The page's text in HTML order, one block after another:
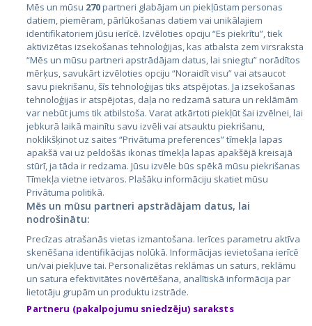
Страны
Эстония
Латвия
Литва
City24.lv
City24.ee
GetaPro.lv
GetaPro.ee
Skelbiu.lt
Autoplius.lt
CVbankas.lt
Kainos.lt
Paslaugos.lt
auto24.ee
Osta.ee
Mēs un mūsu 270partneri glabājam un piekļūstam personas
datiem, piemēram, pārlūkošanas datiem vai unikālajiem
identifikatoriem jūsu ierīcē. Izvēloties opciju “Es piekrītu”, tiek
aktivizētas izsekošanas tehnoloģijas, kas atbalsta zem virsraksta
“Mēs un mūsu partneri apstrādājam datus, lai sniegtu” norādītos
mērķus, savukārt izvēloties opciju “Noraidīt visu” vai atsaucot
savu piekrišanu, šīs tehnoloģijas tiks atspējotas. Ja izsekošanas
tehnoloģijas ir atspējotas, daļa no redzamā satura un reklāmām
var nebūt jums tik atbilstoša. Varat atkārtoti piekļūt šai izvēlnei, lai
jebkurā laikā mainītu savu izvēli vai atsauktu piekrišanu,
noklikšķinot uz saites “Privātuma preferences” tīmekļa lapas
apakšā vai uz peldošās ikonas tīmekļa lapas apakšējā kreisajā
stūrī, ja tāda ir redzama. Jūsu izvēle būs spēkā mūsu piekrišanas
Tīmekļa vietne ietvaros. Plašāku informāciju skatiet mūsu
Privātuma politikā.
Mēs un mūsu partneri apstrādājam datus, lai
nodrošinātu:
Precīzas atrašanās vietas izmantošana. Ierīces parametru aktīva
skenēšana identifikācijas nolūkā. Informācijas ievietošana ierīcē
un/vai piekļuve tai. Personalizētas reklāmas un saturs, reklāmu
un satura efektivitātes novērtēšana, analītiskā informācija par
lietotāju grupām un produktu izstrāde.
Partneru (pakalpojumu sniedzēju) saraksts